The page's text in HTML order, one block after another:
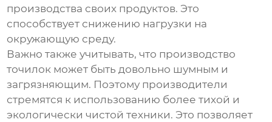
производства своих продуктов. Это
способствует снижению нагрузки на
окружающую среду.
Важно также учитывать, что производство
точилок может быть довольно шумным и
загрязняющим. Поэтому производители
стремятся к использованию более тихой и
экологически чистой техники. Это позволяет